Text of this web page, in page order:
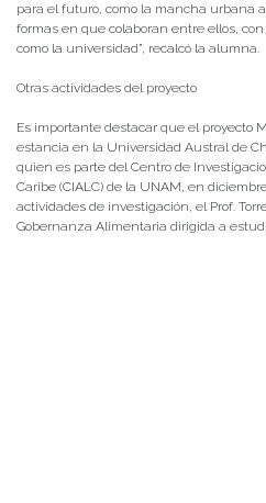
para el futuro, como la mancha urbana
formas en que colaboran entre ellos,
como la universidad”, recalcó la alumna.
Otras actividades del proyecto
Es importante destacar que el proyecto
estancia en la Universidad Austral de
quien es parte del Centro de
Caribe (CIALC) de la UNAM, en
actividades de investigación, el Prof.
Gobernanza Alimentaria dirigida a